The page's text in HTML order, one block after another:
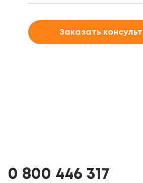
Заказать
0 800 446 317